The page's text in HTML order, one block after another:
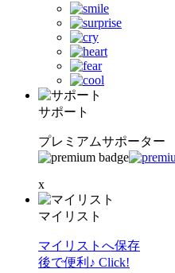
サポート
プレミアムサポーター
x
マイリスト
マイリストへ保存
後で便利♪ Click!